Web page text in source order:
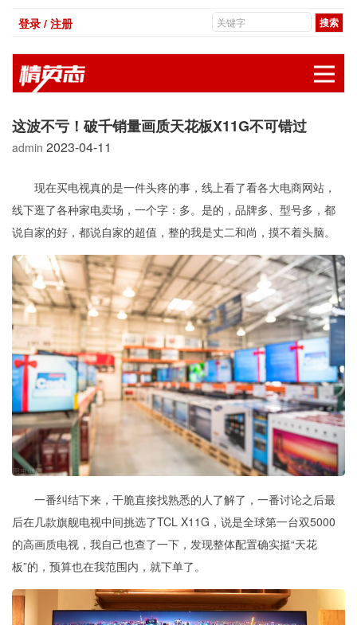
登录 / 注册
这波不亏！破千销量画质天花板X11G不可错过
admin 2023-04-11
现在买电视真的是一件头疼的事，线上看了看各大电商网站，
线下逛了各种家电卖场，一个字：多。是的，品牌多、型号多，都
说自家的好，都说自家的超值，整的我是丈二和尚，摸不着头脑。
一番纠结下来，干脆直接找熟悉的人了解了，一番讨论之后最
后在几款旗舰电视中间挑选了TCL X11G， 说是全球第一台双5000
的高画质电视，我自己也查了一下， 发现整体配置确实挺“天花
板”的，预算也在我范围内，就下单了。